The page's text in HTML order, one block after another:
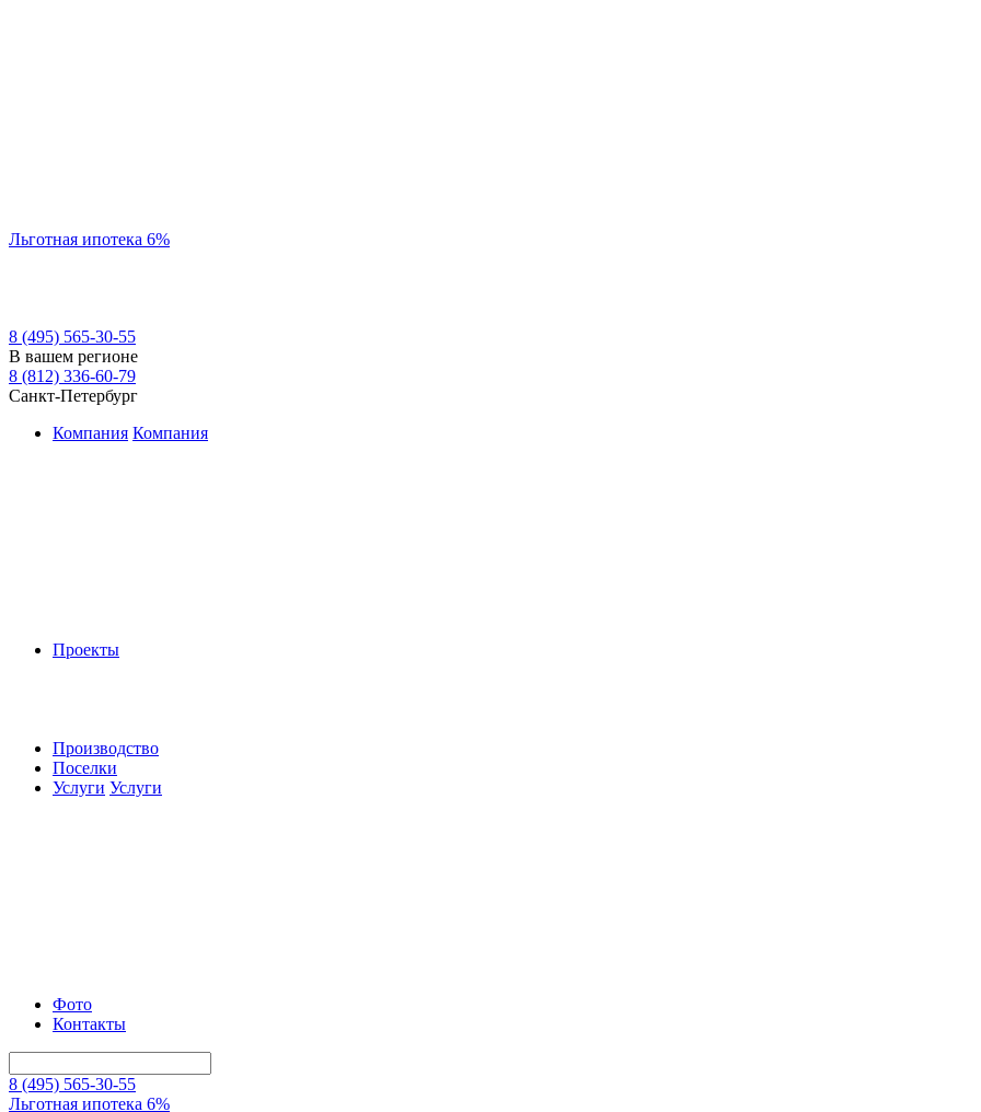
Льготная ипотека 6%
8 (495) 565-30-55
В вашем регионе
8 (812) 336-60-79
Санкт-Петербург
Компания Компания
Проекты
Производство
Поселки
Услуги Услуги
Фото
Контакты
8 (495) 565-30-55
Льготная ипотека 6%